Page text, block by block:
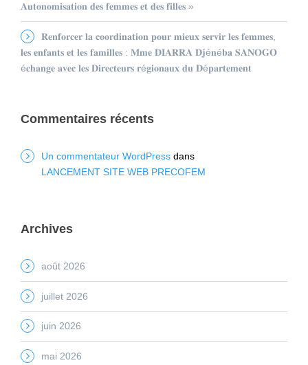
𝐀𝐮𝐭𝐨𝐧𝐨𝐦𝐢𝐬𝐚𝐭𝐢𝐨𝐧 𝐝𝐞𝐬 𝐟𝐞𝐦𝐦𝐞𝐬 𝐞𝐭 𝐝𝐞𝐬 𝐟𝐢𝐥𝐥𝐞𝐬 »
𝐑𝐞𝐧𝐟𝐨𝐫𝐜𝐞𝐫 𝐥𝐚 𝐜𝐨𝐨𝐫𝐝𝐢𝐧𝐚𝐭𝐢𝐨𝐧 𝐩𝐨𝐮𝐫 𝐦𝐢𝐞𝐮𝐱 𝐬𝐞𝐫𝐯𝐢𝐫 𝐥𝐞𝐬 𝐟𝐞𝐦𝐦𝐞𝐬,
𝐥𝐞𝐬 𝐞𝐧𝐟𝐚𝐧𝐭𝐬 𝐞𝐭 𝐥𝐞𝐬 𝐟𝐚𝐦𝐢𝐥𝐥𝐞𝐬 : 𝐌𝐦𝐞 𝐃𝐈𝐀𝐑𝐑𝐀 𝐃𝐣é𝐧é𝐛𝐚 𝐒𝐀𝐍𝐎𝐆𝐎
é𝐜𝐡𝐚𝐧𝐠𝐞 𝐚𝐯𝐞𝐜 𝐥𝐞𝐬 𝐃𝐢𝐫𝐞𝐜𝐭𝐞𝐮𝐫𝐬 𝐫é𝐠𝐢𝐨𝐧𝐚𝐮𝐱 𝐝𝐮 𝐃é𝐩𝐚𝐫𝐭𝐞𝐦𝐞𝐧𝐭
Commentaires récents
Un commentateur WordPress dans
LANCEMENT SITE WEB PRECOFEM
Archives
août 2026
juillet 2026
juin 2026
mai 2026